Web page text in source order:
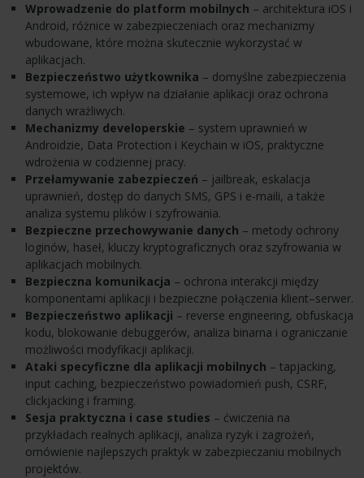
Wprowadzenie do platform mobilnych – architektura iOS i
Android, różnice w zabezpieczeniach oraz mechanizmy
wbudowane, które można skutecznie wykorzystać w
aplikacjach.
Bezpieczeństwo użytkownika – domyślne zabezpieczenia
systemowe, ich wpływ na działanie aplikacji oraz ochrona
danych wrażliwych.
Mechanizmy developerskie – system uprawnień w
Androidzie, Data Protection i Keychain w iOS, praktyczne
wdrożenia w codziennej pracy.
Przełamywanie zabezpieczeń – jailbreak, eskalacja
uprawnień, dostęp do danych SMS, GPS i e-maili, a także
analiza systemu plików i szyfrowania.
Bezpieczne przechowywanie danych – metody ochrony
loginów, haseł, kluczy kryptograficznych oraz szyfrowania w
aplikacjach mobilnych.
Bezpieczna komunikacja – ochrona interakcji między
komponentami aplikacji i bezpieczne połączenia klient–serwer.
Bezpieczeństwo aplikacji – reverse engineering, obfuskacja
kodu, blokowanie debuggerów, analiza binarna i ograniczanie
możliwości modyfikacji aplikacji.
Ataki specyficzne dla aplikacji mobilnych – tapjacking,
input caching, bezpieczeństwo powiadomień push, CSRF,
clickjacking i framing.
Sesja praktyczna i case studies – ćwiczenia na
przykładach realnych aplikacji, analiza ryzyk i zagrożeń,
omówienie najlepszych praktyk w zabezpieczaniu mobilnych
projektów.